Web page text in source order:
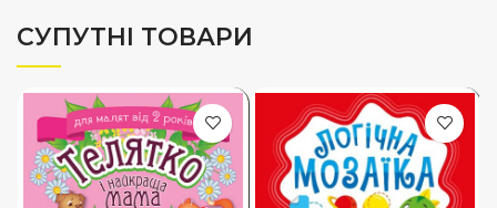
СУПУТНІ ТОВАРИ